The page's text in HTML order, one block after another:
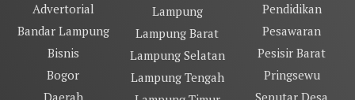
Advertorial
Bandar Lampung
Bisnis
Bogor
Lampung
Lampung Barat
Lampung Selatan
Lampung Tengah
Pendidikan
Pesawaran
Pesisir Barat
Pringsewu